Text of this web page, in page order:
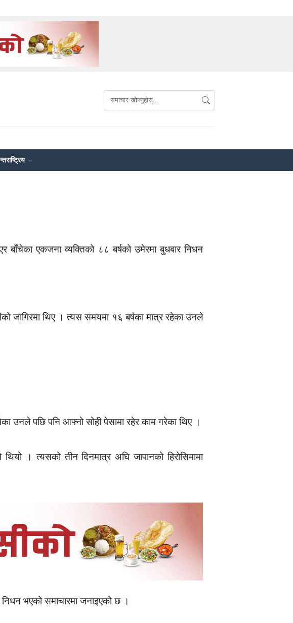
बाँचेका एकजना व्यक्तिको ८८ बर्षको उमेरमा बुधबार निधन
जागिरमा थिए । त्यस समयमा १६ बर्षका मात्र रहेका उनले
उनले पछि पनि आफ्नो सोही पेसामा रहेर काम गरेका थिए ।
। त्यसको तीन दिनमात्र अघि जापानको हिरोसिमामा
निधन भएको समाचारमा जनाइएको छ ।